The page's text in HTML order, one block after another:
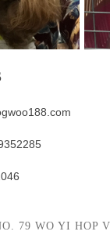
79 WO YI HOP